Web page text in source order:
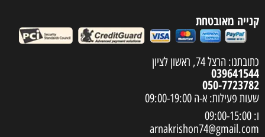
קנייה מאובטחת
כתובתנו: הרצל 74, ראשון לציון
039641544
050-7723782
שעות פעילות: א-ה 09:00-19:00
ו: 09:00-15:00
arnakrishon74@gmail.com